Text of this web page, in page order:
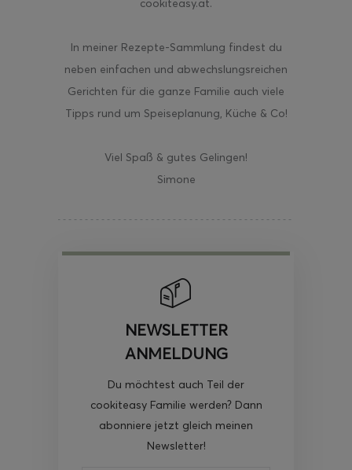
cookiteasy.at.
In meiner Rezepte-Sammlung findest du
neben einfachen und abwechslungsreichen
Gerichten für die ganze Familie auch viele
Tipps rund um Speiseplanung, Küche & Co!
Viel Spaß & gutes Gelingen!
Simone
NEWSLETTER
ANMELDUNG
Du möchtest auch Teil der
cookiteasy Familie werden? Dann
abonniere jetzt gleich meinen
Newsletter!